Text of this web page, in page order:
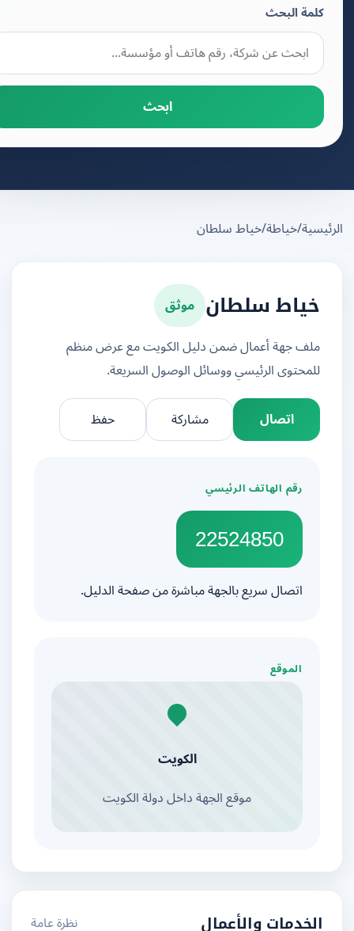
كلمة البحث
ابحث
/خياطة/خياط سلطان
خياط سلطان موثق
ملف جهة أعمال ضمن دليل الكويت مع عرض منظم
للمحتوى الرئيسي ووسائل الوصول السريعة.
اتصال
مشاركة
رقم الهاتف الرئيسي
22524850
اتصال سريع بالجهة مباشرة من صفحة الدليل.
الموقع
الكويت
موقع الجهة داخل دولة الكويت
الخدمات والأعمال نظرة عامة